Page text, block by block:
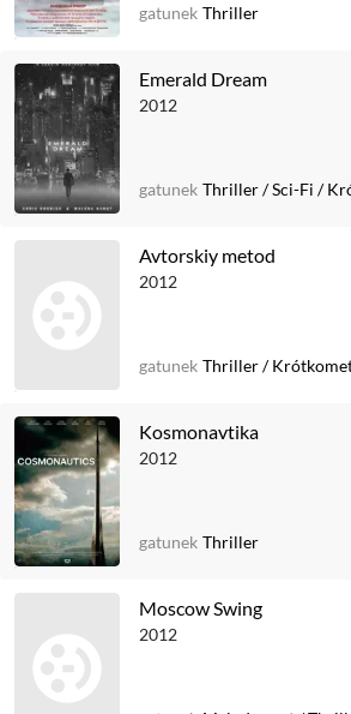
gatunek Thriller
Emerald Dream
2012
gatunek Thriller/Sci-Fi /
Avtorskiy metod
2012
gatunek Thriller/
Kosmonavtika
2012
gatunek Thriller
Moscow Swing
2012